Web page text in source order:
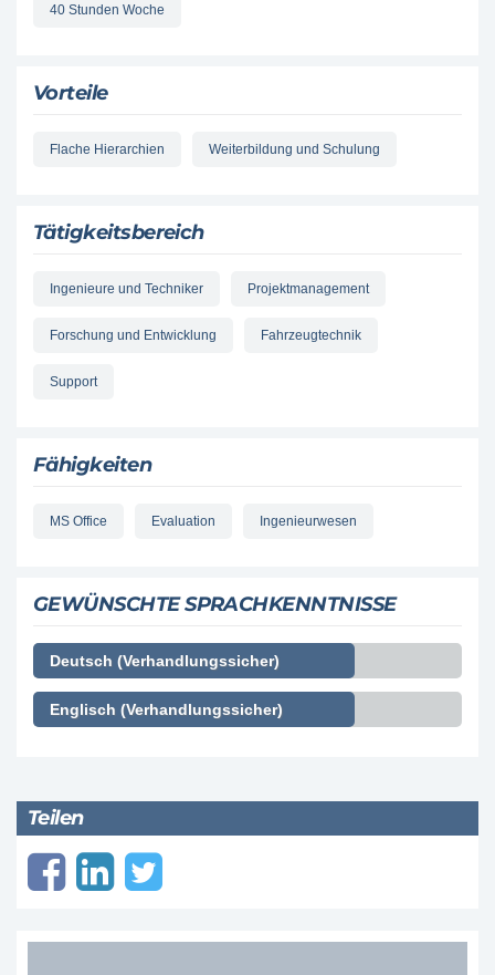
40 Stunden Woche
Vorteile
Flache Hierarchien Weiterbildung und Schulung
Tätigkeitsbereich
Ingenieure und Techniker Projektmanagement
Forschung und Entwicklung Fahrzeugtechnik
Support
Fähigkeiten
MS Office Evaluation Ingenieurwesen
GEWÜNSCHTE SPRACHKENNTNISSE
Deutsch (Verhandlungssicher)
Englisch (Verhandlungssicher)
Teilen